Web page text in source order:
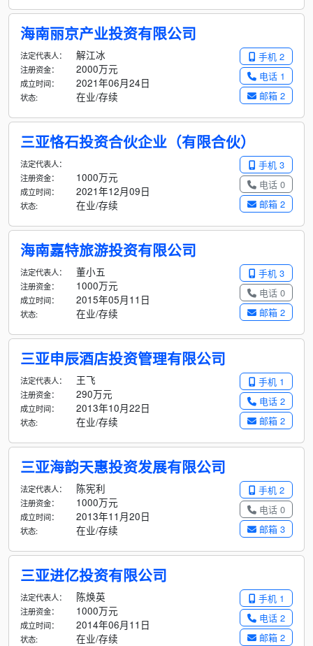
海南丽京产业投资有限公司
手机 2
电话 1
邮箱 2
法定代表人： 解江冰
注册资金： 2000万元
成立时间： 2021年06月24日
状态: 在业/存续
三亚恪石投资合伙企业（有限合伙）
手机 3
电话 0
邮箱 2
法定代表人：
注册资金：
1000万元
成立时间： 2021年12月09日
状态: 在业/存续
海南嘉特旅游投资有限公司
手机 3
电话 0
邮箱 2
法定代表人： 董小五
注册资金： 1000万元
成立时间： 2015年05月11日
状态: 在业/存续
三亚申辰酒店投资管理有限公司
手机 1
电话 2
邮箱 2
法定代表人： 王飞
注册资金： 290万元
成立时间： 2013年10月22日
状态: 在业/存续
三亚海韵天惠投资发展有限公司
手机 2
电话 0
邮箱 3
法定代表人： 陈宪利
注册资金： 1000万元
成立时间： 2013年11月20日
状态: 在业/存续
三亚进亿投资有限公司
手机 1
电话 2
邮箱 2
法定代表人： 陈焕英
注册资金： 1000万元
成立时间： 2014年06月11日
状态: 在业/存续